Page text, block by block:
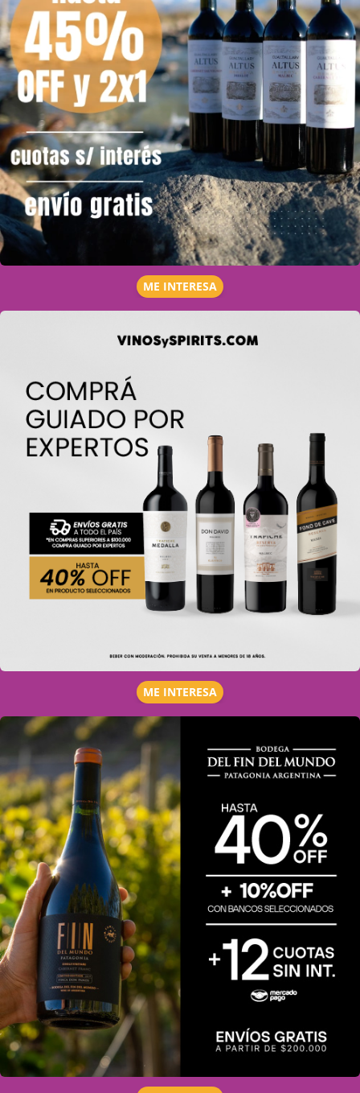
ME INTERESA
ME INTERESA